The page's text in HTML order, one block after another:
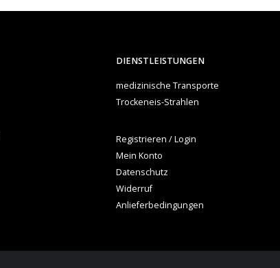
DIENSTLEISTUNGEN
medizinische Transporte
Trockeneis-Strahlen
Registrieren / Login
Mein Konto
Datenschutz
Widerruf
Anlieferbedingungen